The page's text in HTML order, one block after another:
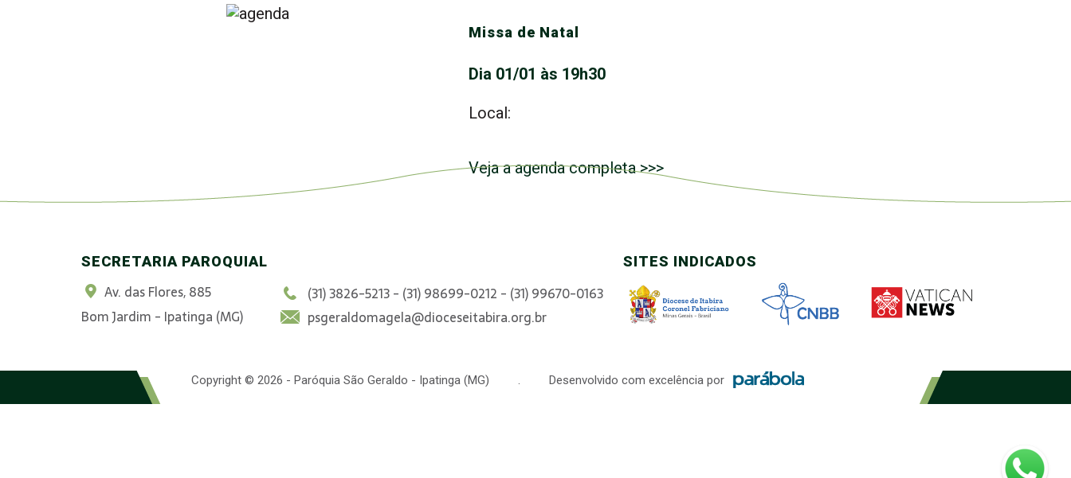
Missa de Natal
Dia 01/01 às 19h30
Local:
Veja a agenda completa >>>
SECRETARIA PAROQUIAL
Av. das Flores, 885
Bom Jardim - Ipatinga (MG)
(31) 3826-5213 - (31) 98699-0212 - (31) 99670-0163
psgeraldomagela@dioceseitabira.org.br
SITES INDICADOS
Copyright © 2026 - Paróquia São Geraldo - Ipatinga (MG) . Desenvolvido com excelência por